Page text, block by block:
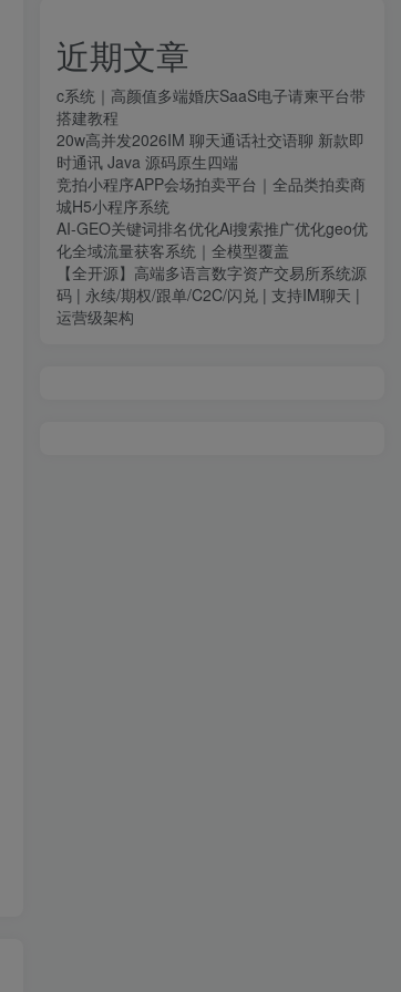
近期文章
c系统｜高颜值多端婚庆SaaS电子请柬平台带
搭建教程
20w高并发2026IM 聊天通话社交语聊 新款即
时通讯 Java 源码原生四端
竞拍小程序APP会场拍卖平台｜全品类拍卖商
城H5小程序系统
AI-GEO关键词排名优化Ai搜索推广优化geo优
化全域流量获客系统｜全模型覆盖
【全开源】高端多语言数字资产交易所系统源
码 | 永续/期权/跟单/C2C/闪兑 | 支持IM聊天 |
运营级架构